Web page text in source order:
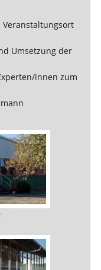
Veranstaltungsort
Umsetzung der
innen zum